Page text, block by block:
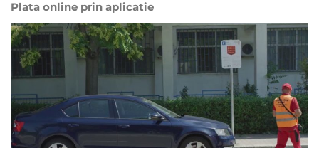
Plata online prin aplicatie